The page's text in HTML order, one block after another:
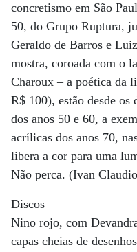
concretismo em São
50, do Grupo Ruptura,
Geraldo de Barros e
mostra, coroada com o
Charoux – a poética da
R$ 100), estão desde os
dos anos 50 e 60, a
acrílicas dos anos 70,
libera a cor para uma
Não perca. (Ivan
Discos
Nino rojo, com
capas cheias de